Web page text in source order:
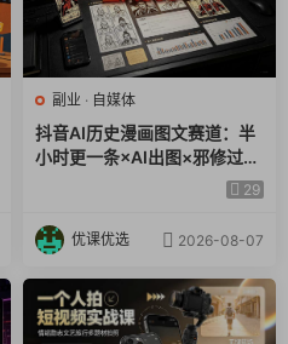
副业 · 自媒体
抖音AI历史漫画图文赛道：半
小时更一条×AI出图×邪修过伙
伴计划×日入300+，零成本快
29
优课优选 2026-08-07